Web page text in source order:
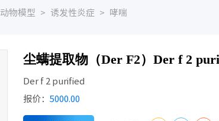
动物模型 > 诱发性炎症 > 哮喘
尘螨提取物（Der F2）Der f 2
Der f 2 purified
报价：5000.00